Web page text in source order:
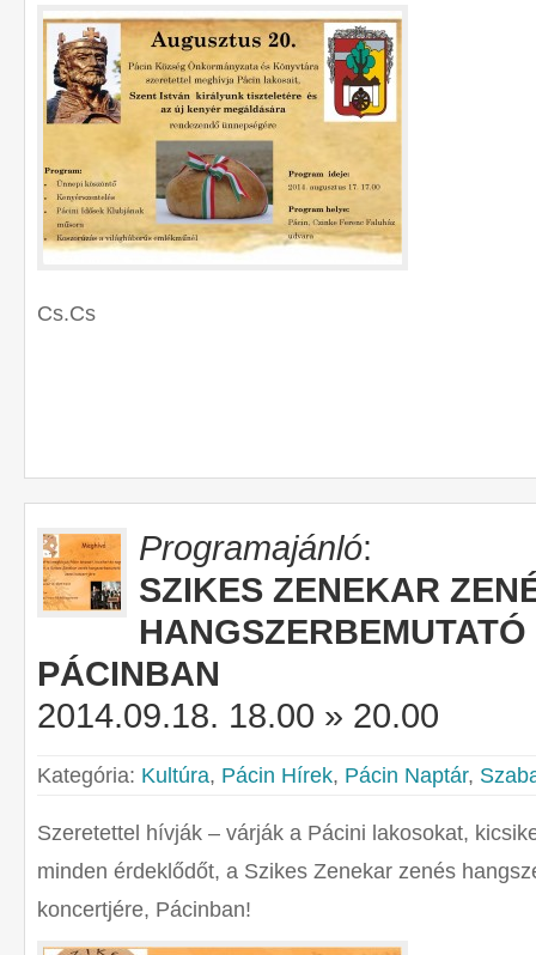
Cs.Cs
Programajánló:
SZIKES ZENEKAR
PÁCINBAN
2014.09.18. 18.00 » 20.00
Kategória: Kultúra, Pácin Hírek, Pácin Naptár,
Szeretettel hívják – várják a Pácini lakosokat,
minden érdeklődőt, a Szikes Zenekar zenés
koncertjére, Pácinban!